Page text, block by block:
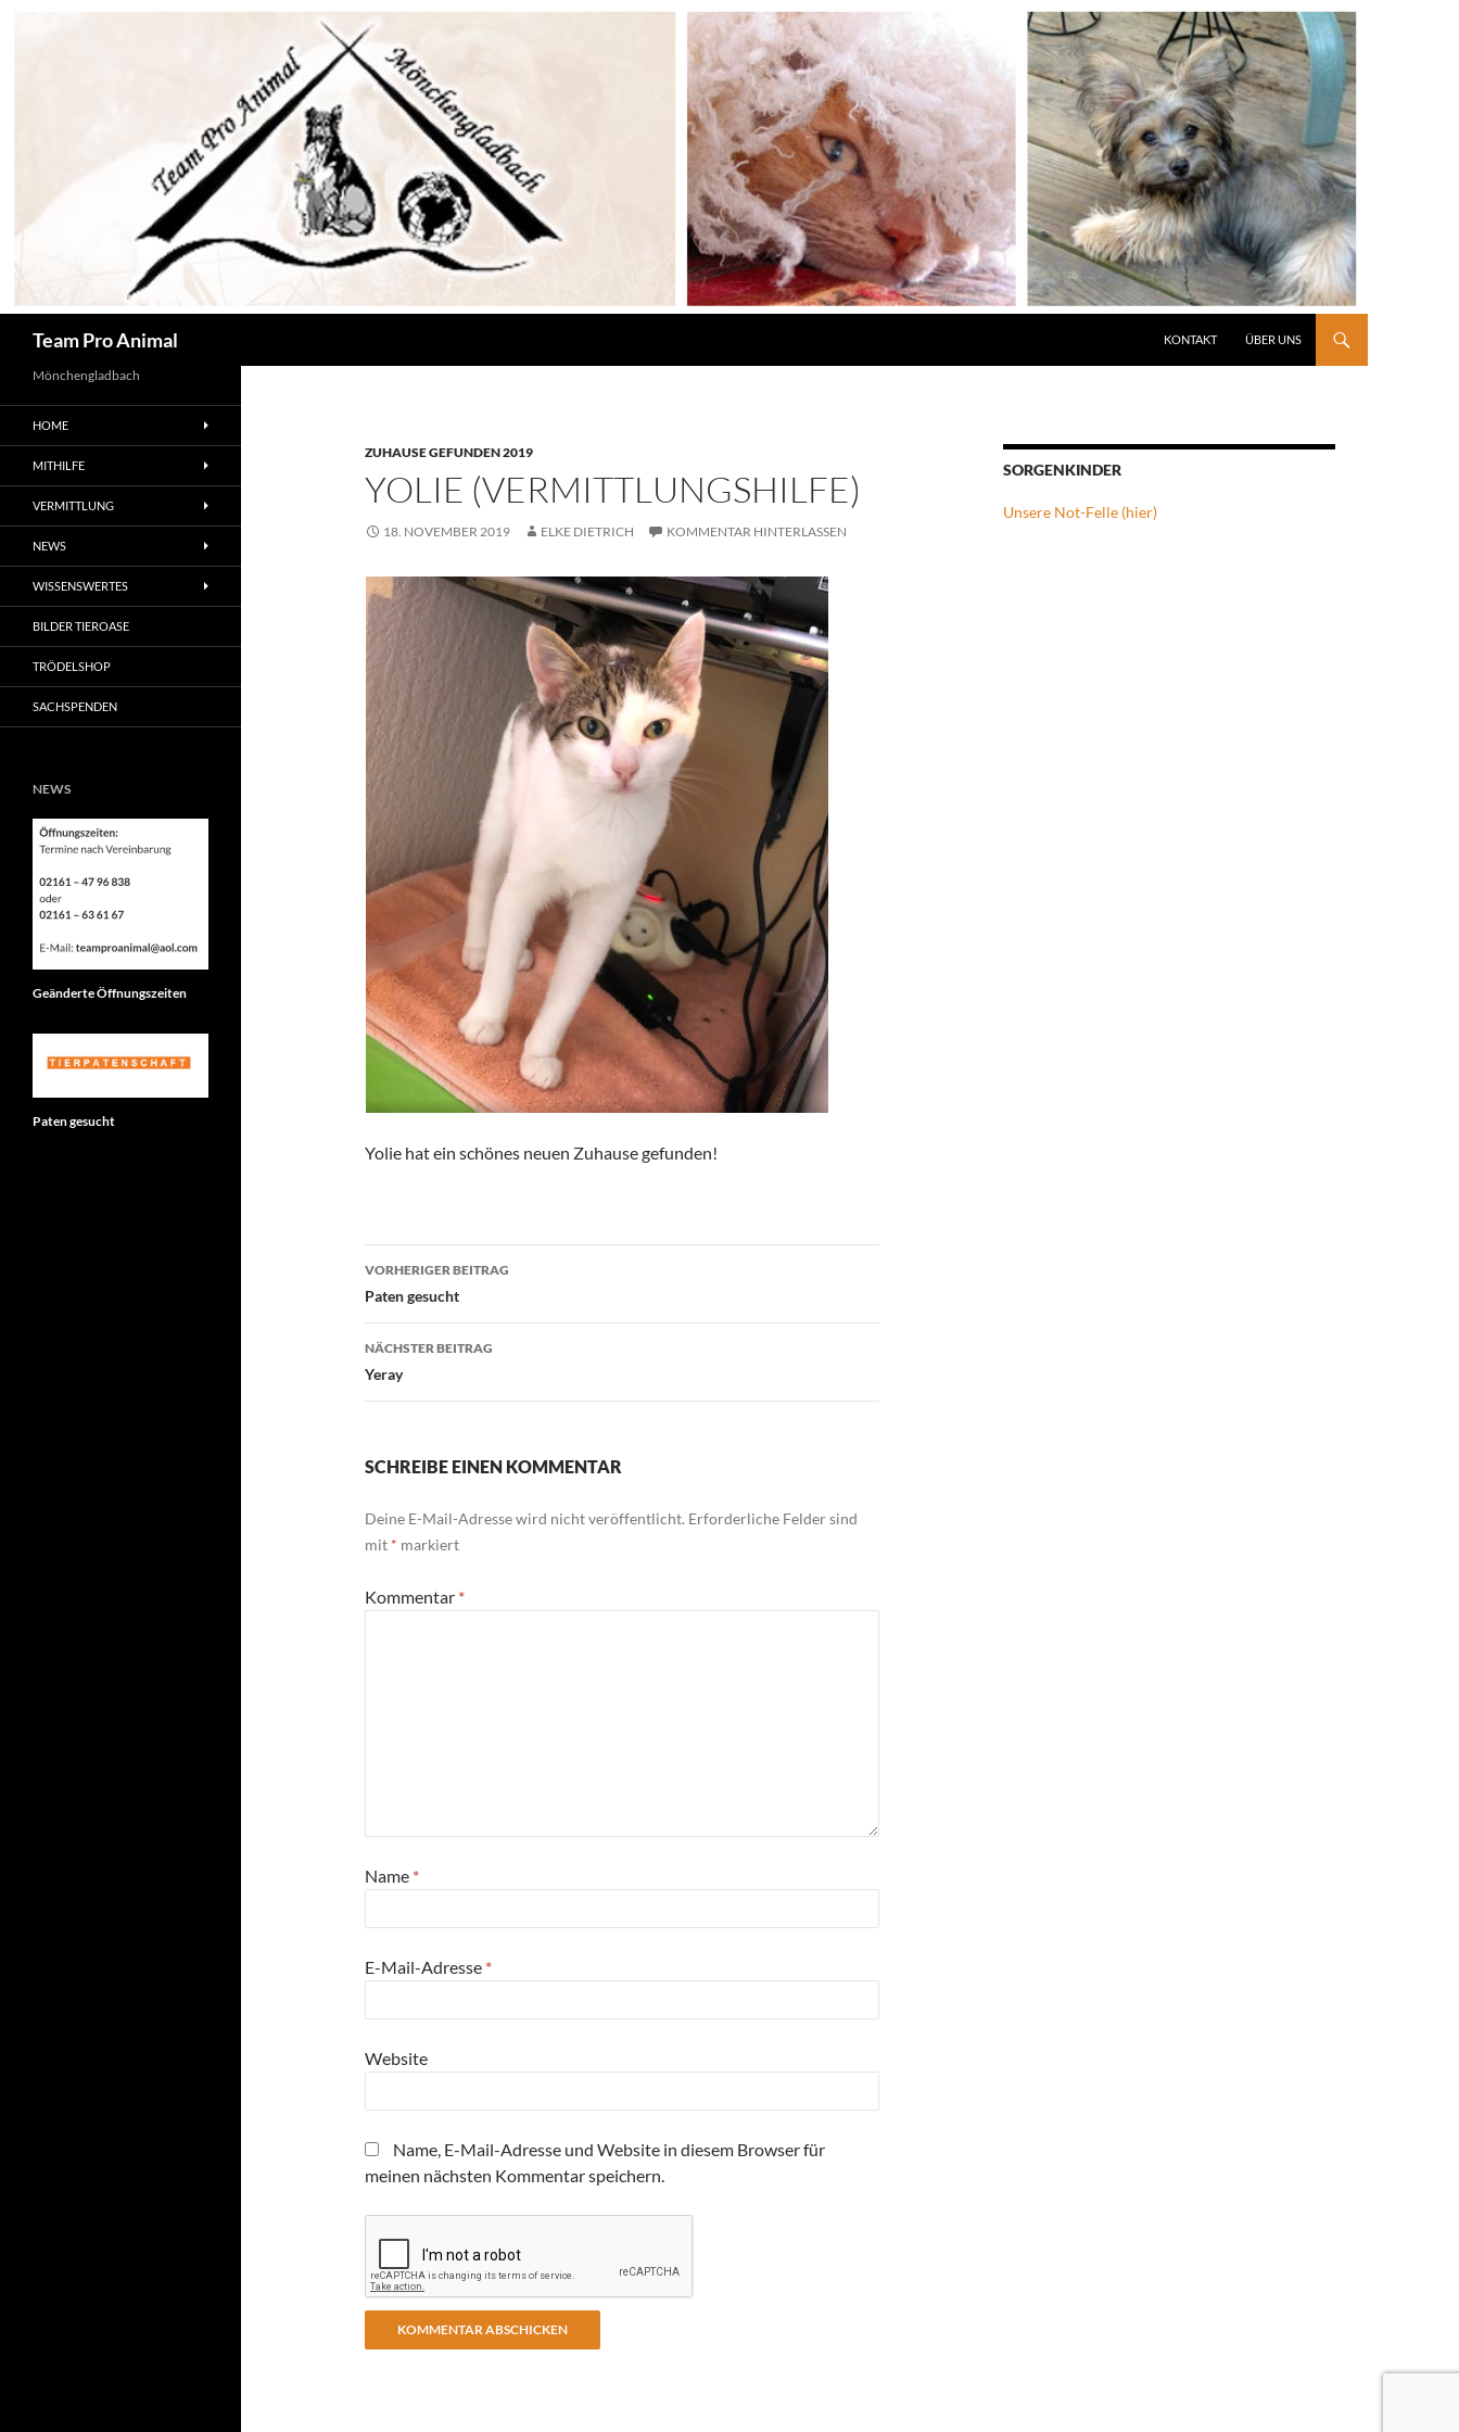
Team Pro Animal KONTAKT ÜBER UNS
ZUHAUSE GEFUNDEN 2019
YOLIE (VERMITTLUNGSHILFE)
18. NOVEMBER 2019 ELKE DIETRICH KOMMENTAR HINTERLASSEN
Yolie hat ein schönes neuen Zuhause gefunden!
Beitragsnavigation
VORHERIGER BEITRAG
Paten gesucht
NÄCHSTER BEITRAG
Yeray
SCHREIBE EINEN KOMMENTAR
Deine E-Mail-Adresse wird nicht veröffentlicht. Erforderliche Felder sind
mit * markiert
Kommentar *
Name *
E-Mail-Adresse *
Website
Name, E-Mail-Adresse und Website in diesem Browser für
meinen nächsten Kommentar speichern.
SORGENKINDER
Unsere Not-Felle (hier)
Mönchengladbach
HOME
MITHILFE
VERMITTLUNG
NEWS
WISSENSWERTES
BILDER TIEROASE
TRÖDELSHOP
SACHSPENDEN
NEWS
Geänderte Öffnungszeiten
Paten gesucht